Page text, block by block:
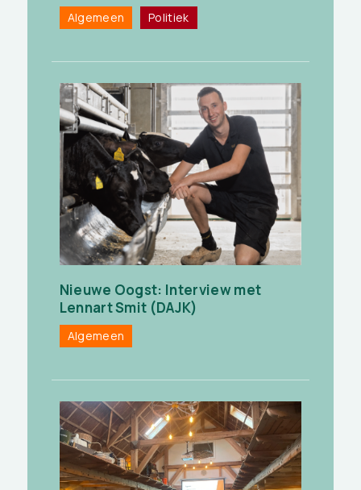
Algemeen Politiek
Nieuwe Oogst: Interview met
Lennart Smit (DAJK)
Algemeen